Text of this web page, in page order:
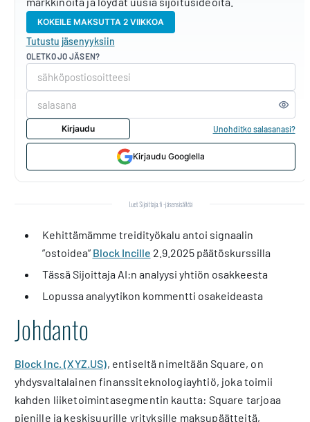
KOKEILE MAKSUTTA 2 VIIKKOA
Tutustu jäsenyyksiin
OLETKO JO JÄSEN?
Kirjaudu Unohditko salasanasi?
Kirjaudu Googlella
Kehittämämme treidityökalu antoi signaalin
”ostoidea” Block Incille 2.9.2025 päätöskurssilla
Tässä Sijoittaja AI:n analyysi yhtiön osakkeesta
Lopussa analyytikon kommentti osakeideasta
Johdanto
Block Inc. (XYZ.US), entiseltä nimeltään Square, on
yhdysvaltalainen finanssiteknologiayhtiö, joka toimii
kahden liiketoimintasegmentin kautta: Square tarjoaa
pienille ja keskisuurille yrityksille maksupäätteitä,